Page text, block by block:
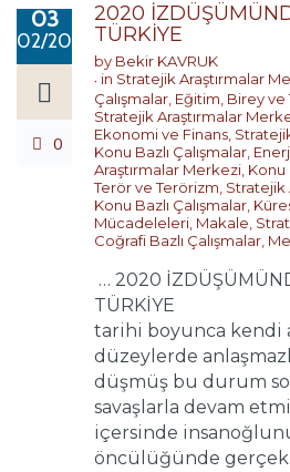
03
02/2020
0
2020
TÜRKİYE
by Bekir KAVRUK
in Stratejik Araştırmalar
Çalışmalar, Eğitim, Birey ve
Stratejik Araştırmalar
Ekonomi ve Finans,
Konu Bazlı Çalışmalar,
Araştırmalar Merkezi, Konu
Terör ve Terörizm, Stratejik
Konu Bazlı Çalışmalar,
Mücadeleleri, Makale,
Coğrafi Bazlı Çalışmalar,
… 2020
TÜRKİYE
tarihi boyunca kendi
düzeylerde
düşmüş bu durum
savaşlarla devam
içersinde
öncülüğünde